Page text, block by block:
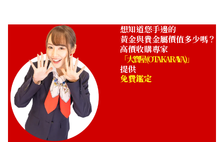
想知道您手邊的
黃金與貴金屬價值多少嗎？
高價收購專家
「大寶屋 (OTAKARAYA)」
提供
免費鑑定